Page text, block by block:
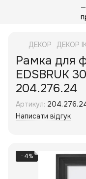
ДЕКОР ДЕКОР
Рамка для
EDSBRUK
204.276.24
Артикул:
Написати відгук
−4%